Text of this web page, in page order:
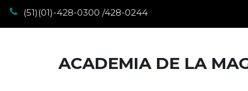
(51)(01)-428-0300 /428-0244
ACADEMIA DE LA